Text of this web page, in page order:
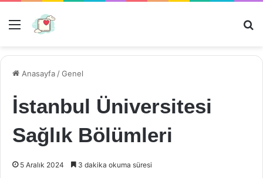
Menü
Anasayfa /Genel
İstanbul Üniversitesi
Sağlık Bölümleri
5 Aralık 2024 3 dakika okuma süresi